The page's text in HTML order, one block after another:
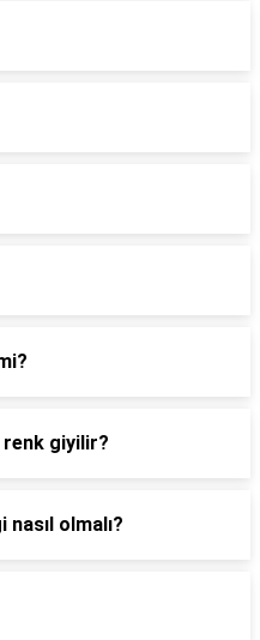
renk giyilir?
nasıl olmalı?